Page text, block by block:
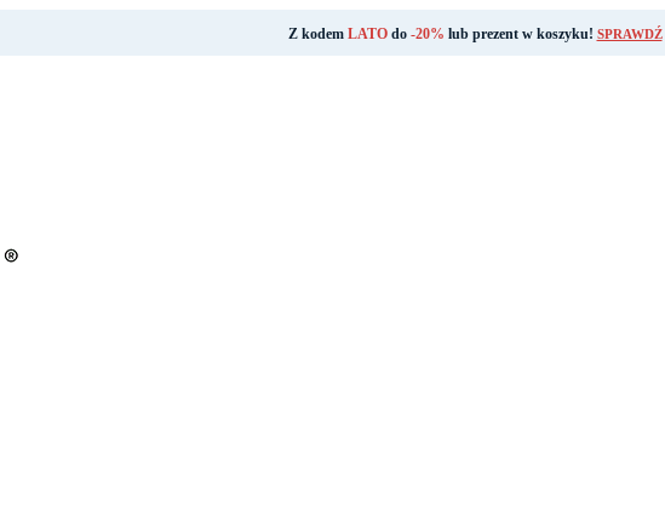
Z kodem LATOdo -20% lub prezent w koszyku! SPRAWDŹ